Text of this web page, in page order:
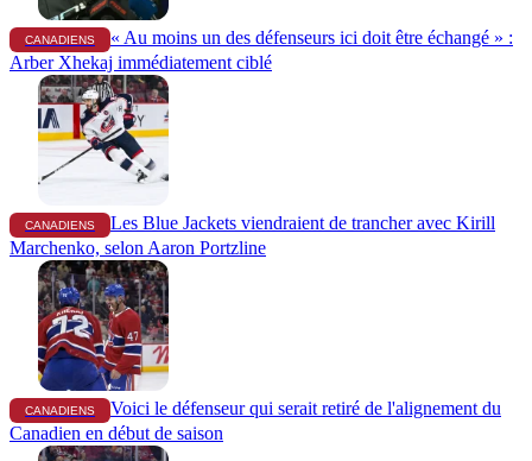
CANADIENS
« Au moins un des défenseurs ici doit être échangé » :
Arber Xhekaj immédiatement ciblé
CANADIENS
Les Blue Jackets viendraient de trancher avec Kirill
Marchenko, selon Aaron Portzline
CANADIENS
Voici le défenseur qui serait retiré de l'alignement du
Canadien en début de saison